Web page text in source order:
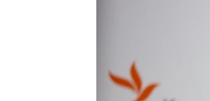
УКРАИНСКАЯ ПРОБЛЕМА КРЫМА